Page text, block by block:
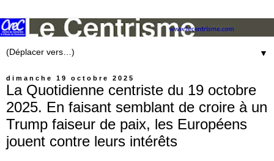
▼
dimanche 19 octobre 2025
La Quotidienne centriste du 19 octobre
2025. En faisant semblant de croire à un
Trump faiseur de paix, les Européens
jouent contre leurs intérêts